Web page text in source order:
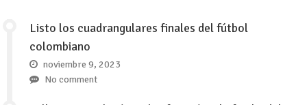
Listo los cuadrangulares finales del fútbol
colombiano
noviembre 9, 2023
No comment